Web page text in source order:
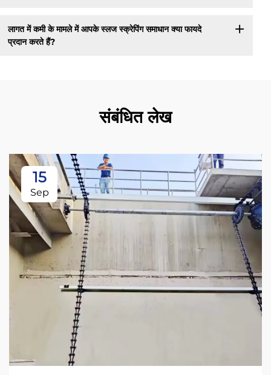
लागत में कमी के मामले में आपके स्लज स्क्रेपिंग समाधान क्या फायदे
प्रदान करते हैं?
संबंधित लेख
15
Sep